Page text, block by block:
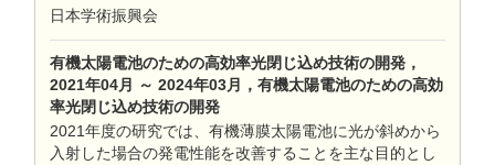
日本学術振興会
有機太陽電池のための高効率光閉じ込め技術の開発，
2021年04月 ～ 2024年03月，有機太陽電池のための高効
率光閉じ込め技術の開発
2021年度の研究では、有機薄膜太陽電池に光が斜めから
入射した場合の発電性能を改善することを主な目的とし